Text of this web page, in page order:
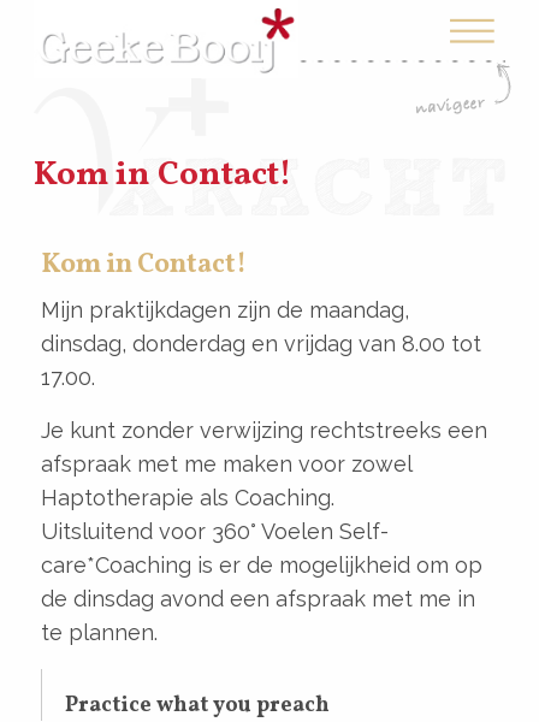
Kom in Contact!
Kom in Contact!
Mijn praktijkdagen zijn de maandag,
dinsdag, donderdag en vrijdag van 8.00 tot
17.00.
Je kunt zonder verwijzing rechtstreeks een
afspraak met me maken voor zowel
Haptotherapie als Coaching.
Uitsluitend voor 360° Voelen Self-
care*Coaching is er de mogelijkheid om op
de dinsdag avond een afspraak met me in
te plannen.
Practice what you preach